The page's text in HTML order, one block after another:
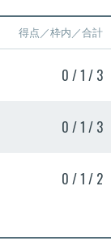
得点／枠内／合計
0 / 1 / 3
0 / 1 / 3
0 / 1 / 2